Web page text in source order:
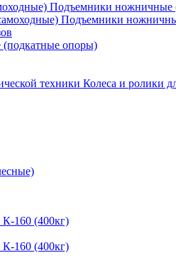
Подъемники ножничные
Подъемники
опоры)
Колеса и ролики